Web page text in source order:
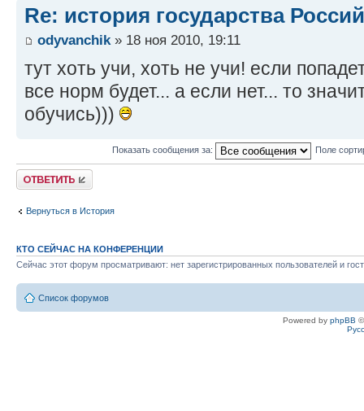
Re: история государства
odyvanchik » 18 ноя 2010, 19:11
тут хоть учи, хоть не учи! если
все норм будет... а если нет... то
обучись)))
Показать сообщения за: Поле
Ответить
Вернуться в История
КТО СЕЙЧАС НА КОНФЕРЕНЦИИ
Сейчас этот форум просматривают: нет зарегистрированных пользователей и
Список форумов
Powered by phpBB